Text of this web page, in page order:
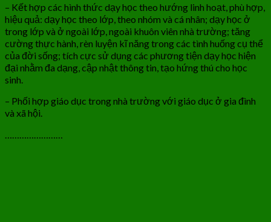
– Kết hợp các hình thức dạy học theo hướng linh hoạt, phù hợp,
hiệu quả: dạy học theo lớp, theo nhóm và cá nhân; dạy học ở
trong lớp và ở ngoài lớp, ngoài khuôn viên nhà trường; tăng
cường thực hành, rèn luyện kĩ năng trong các tình huống cụ thể
của đời sống; tích cực sử dụng các phương tiện dạy học hiện
đại nhằm đa dạng, cập nhật thông tin, tạo hứng thú cho học
sinh.
– Phối hợp giáo dục trong nhà trường với giáo dục ở gia đình
và xã hội.
……………………